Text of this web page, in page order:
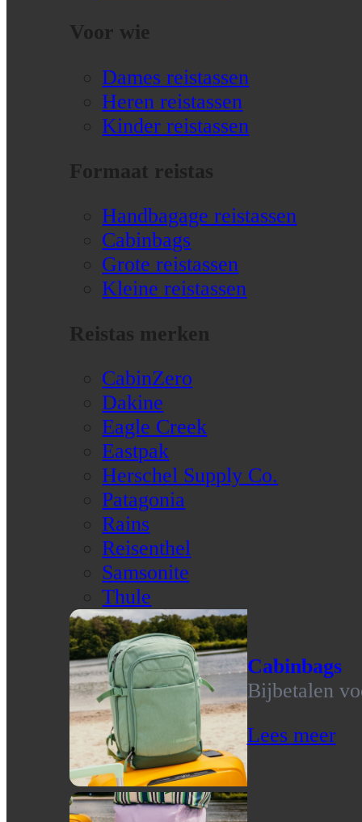
Voor wie
Dames reistassen
Heren reistassen
Kinder reistassen
Formaat reistas
Handbagage reistassen
Cabinbags
Grote reistassen
Kleine reistassen
Reistas merken
CabinZero
Dakine
Eagle Creek
Eastpak
Herschel Supply Co.
Patagonia
Rains
Reisenthel
Samsonite
Thule
Cabinbags
Bijbetalen
Lees meer